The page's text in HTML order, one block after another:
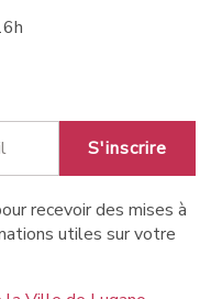
S'inscrire
recevoir des mises à
utiles sur votre